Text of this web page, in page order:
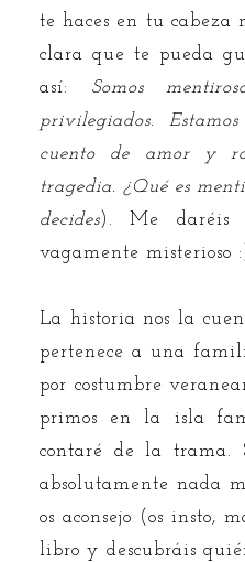
te haces en tu
clara que te pueda
así: Somos
privilegiados.
cuento de amor y
tragedia. ¿Qué es
decides). Me daréis
vagamente misterioso
La historia nos la
pertenece a una
por costumbre
primos en la isla
contaré de la trama.
absolutamente nada
os aconsejo (os insto,
libro y descubráis